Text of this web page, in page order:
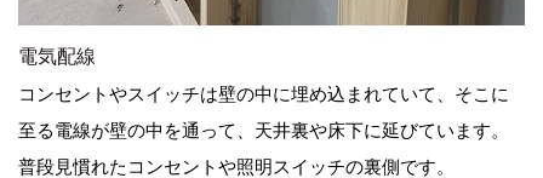
電気配線
コンセントやスイッチは壁の中に埋め込まれていて、そこに
至る電線が壁の中を通って、天井裏や床下に延びています。
普段見慣れたコンセントや照明スイッチの裏側です。